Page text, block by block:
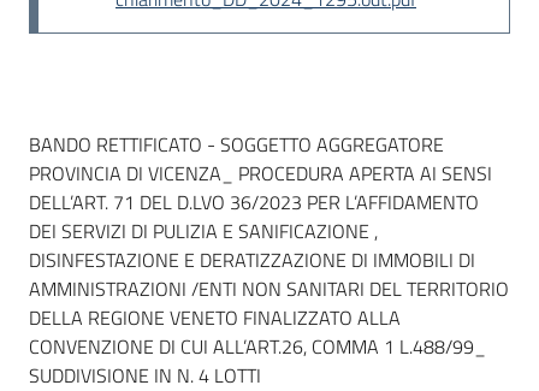
Dati del bando
BANDO RETTIFICATO - SOGGETTO AGGREGATORE
PROVINCIA DI VICENZA_ PROCEDURA APERTA AI SENSI
DELL’ART. 71 DEL D.LVO 36/2023 PER L’AFFIDAMENTO
DEI SERVIZI DI PULIZIA E SANIFICAZIONE ,
DISINFESTAZIONE E DERATIZZAZIONE DI IMMOBILI DI
AMMINISTRAZIONI /ENTI NON SANITARI DEL TERRITORIO
DELLA REGIONE VENETO FINALIZZATO ALLA
CONVENZIONE DI CUI ALL’ART.26, COMMA 1 L.488/99_
SUDDIVISIONE IN N. 4 LOTTI